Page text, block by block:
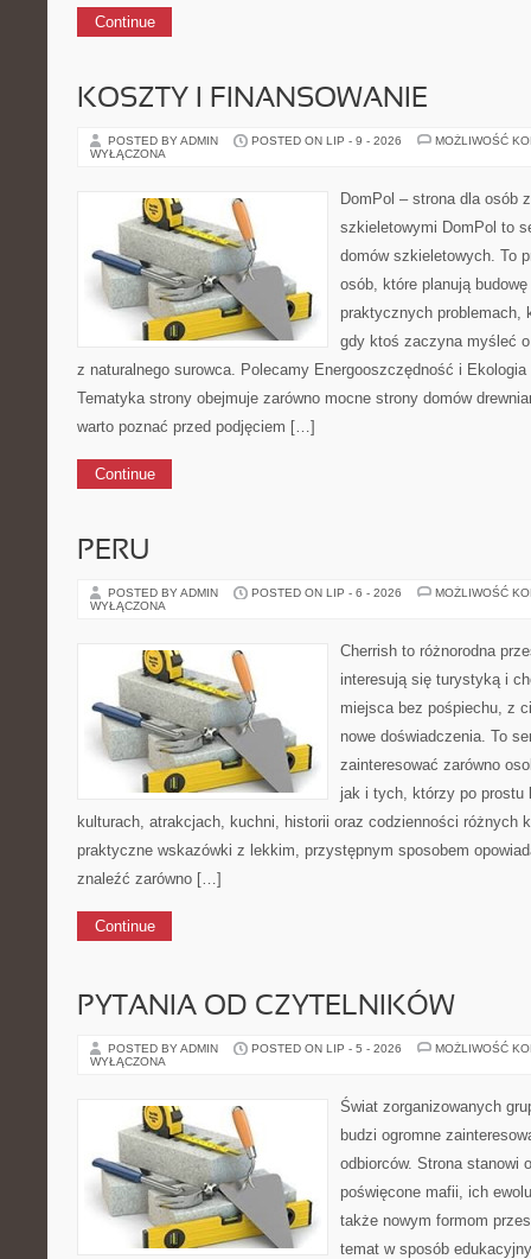
Continue
KOSZTY I FINANSOWANIE
POSTED BY ADMIN POSTED ON LIP - 9 - 2026
MOŻLIWOŚĆ
WYŁĄCZONA
DomPol – strona dla osób
szkieletowymi DomPol to
domów szkieletowych. To
osób, które planują
praktycznych problemach,
gdy ktoś zaczyna myśleć
z naturalnego surowca. Polecamy Energooszczędność i
Tematyka strony obejmuje zarówno mocne strony domów
warto poznać przed podjęciem […]
Continue
PERU
POSTED BY ADMIN POSTED ON LIP - 6 - 2026
MOŻLIWOŚĆ
WYŁĄCZONA
Cherrish to różnorodna
interesują się turystyką i
miejsca bez pośpiechu, z
nowe doświadczenia. To
zainteresować zarówno
jak i tych, którzy po prostu
kulturach, atrakcjach, kuchni, historii oraz codzienności różnych
praktyczne wskazówki z lekkim, przystępnym sposobem
znaleźć zarówno […]
Continue
PYTANIA OD CZYTELNIKÓW
POSTED BY ADMIN POSTED ON LIP - 5 - 2026
MOŻLIWOŚĆ
WYŁĄCZONA
Świat zorganizowanych
budzi ogromne
odbiorców. Strona stanowi
poświęcone mafii, ich
także nowym formom
temat w sposób